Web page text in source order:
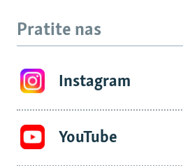
Pratite nas
Instagram
YouTube